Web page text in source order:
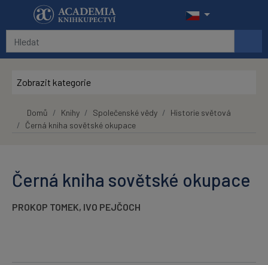
Přeskočit na hlavní obsah
Zobrazit kategorie
Domů Knihy Společenské vědy
Historie světová
Černá kniha sovětské okupace
Černá kniha sovětské okupace
PROKOP TOMEK, IVO PEJČOCH